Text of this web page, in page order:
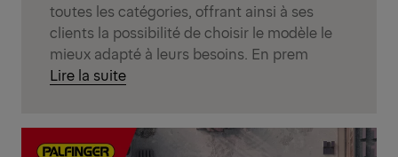
toutes les catégories, offrant ainsi à ses
clients la possibilité de choisir le modèle le
mieux adapté à leurs besoins. En prem
Lire la suite